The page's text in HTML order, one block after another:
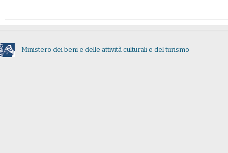
Ministero dei beni e delle attività culturali e del turismo